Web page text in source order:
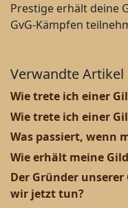
Prestige erhält deine
GvG-Kämpfen
Verwandte Artikel
Wie trete ich einer
Wie trete ich einer
Was passiert, wenn
Wie erhält meine
Der Gründer
wir jetzt tun?